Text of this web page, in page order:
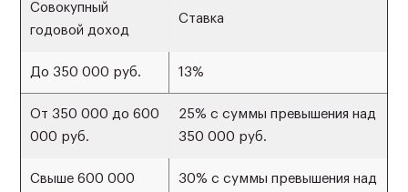
Совокупный
годовой доход
Ставка
До 350 000 руб. 13%
От 350 000 до 600
000 руб.
25% с суммы превышения над
350 000 руб.
Свыше 600 000
30% с суммы превышения над